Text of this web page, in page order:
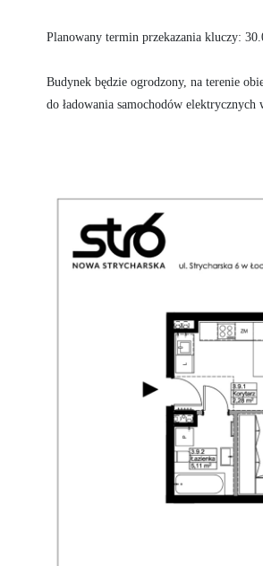
Planowany termin przekazania kluczy:
Budynek będzie ogrodzony, na terenie